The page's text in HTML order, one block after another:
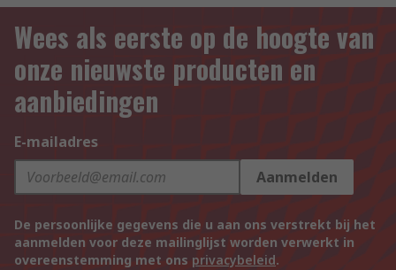
Wees als eerste op de hoogte van
onze nieuwste producten en
aanbiedingen
E-mailadres
Aanmelden
De persoonlijke gegevens die u aan ons verstrekt bij het
aanmelden voor deze mailinglijst worden verwerkt in
overeenstemming met ons privacybeleid.